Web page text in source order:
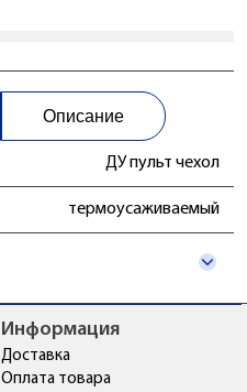
Описание
ДУ пульт чехол
термоусаживаемый
Информация
Доставка
Оплата товара